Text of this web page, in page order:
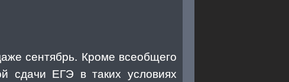
сентябрь. Кроме всеобщего
сдачи ЕГЭ в таких условиях